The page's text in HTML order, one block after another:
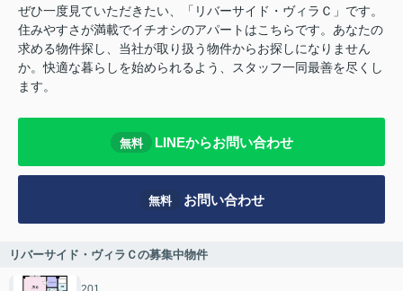
ぜひ一度見ていただきたい、「リバーサイド・ヴィラＣ」です。
住みやすさが満載でイチオシのアパートはこちらです。あなたの
求める物件探し、当社が取り扱う物件からお探しになりません
か。快適な暮らしを始められるよう、スタッフ一同最善を尽くし
ます。
無料 LINEからお問い合わせ
無料 お問い合わせ
リバーサイド・ヴィラＣの募集中物件